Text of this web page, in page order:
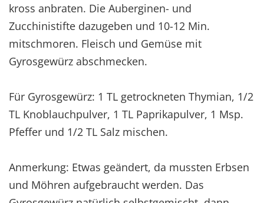
kross anbraten. Die Auberginen- und
Zucchinistifte dazugeben und 10-12 Min.
mitschmoren. Fleisch und Gemüse mit
Gyrosgewürz abschmecken.
Für Gyrosgewürz: 1 TL getrockneten Thymian, 1/2
TL Knoblauchpulver, 1 TL Paprikapulver, 1 Msp.
Pfeffer und 1/2 TL Salz mischen.
Anmerkung: Etwas geändert, da mussten Erbsen
und Möhren aufgebraucht werden. Das